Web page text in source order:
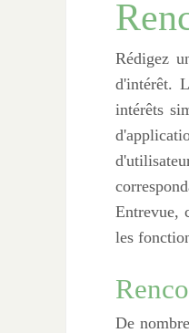
Rédigez
d'intérêt.
intérêts
Entrevue,
les
De